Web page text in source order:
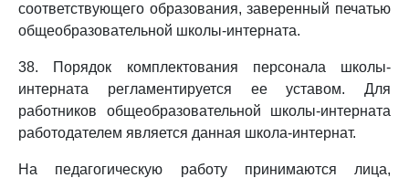
соответствующего образования, заверенный печатью
общеобразовательной школы-интерната.
38. Порядок комплектования персонала школы-
интерната регламентируется ее уставом. Для
работников общеобразовательной школы-интерната
работодателем является данная школа-интернат.
На педагогическую работу принимаются лица,